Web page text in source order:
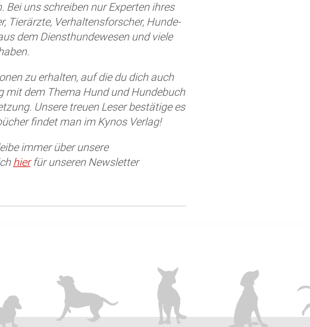
uns schreiben nur Experten ihres
Tierärzte, Verhaltensforscher, Hunde-
dem Diensthundewesen und viele
zu erhalten, auf die du dich auch
mit dem Thema Hund und Hundebuch
Unsere treuen Leser bestätige es
findet man im Kynos Verlag!
immer über unsere
hierfür unseren Newsletter